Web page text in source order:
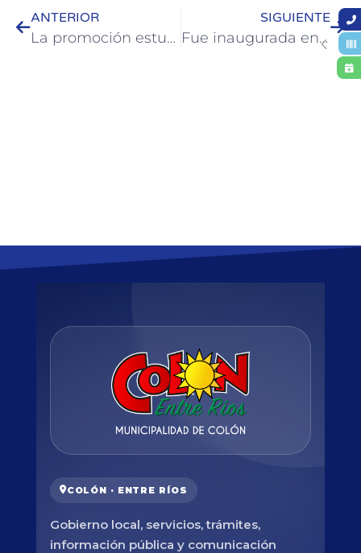
ANTERIOR
La promoción estudiantil 2022 de Colón tuvo su tradicional Quema del Muñeco
SIGUIENTE
Fue inaugurada en Colón la primera aula de informática de la región
COLÓN · ENTRE RÍOS
Gobierno local, servicios, trámites,
información pública y comunicación